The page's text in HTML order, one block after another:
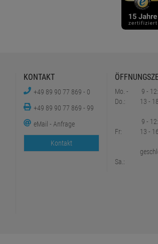
KONTAKT
+49 89 90 77 869 - 0
+49 89 90 77 869 - 99
eMail - Anfrage
Kontakt
Mo. -
Do.:
Fr:
Sa.:
9 -
13 -
9 -
13 -